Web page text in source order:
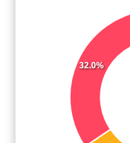
32.0%